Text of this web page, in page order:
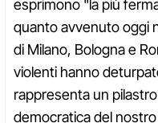
esprimono "la più
quanto avvenuto oggi
di Milano, Bologna e
violenti hanno
rappresenta un
democratica del nostro